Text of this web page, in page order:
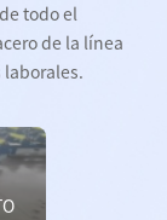
todo el
de la línea